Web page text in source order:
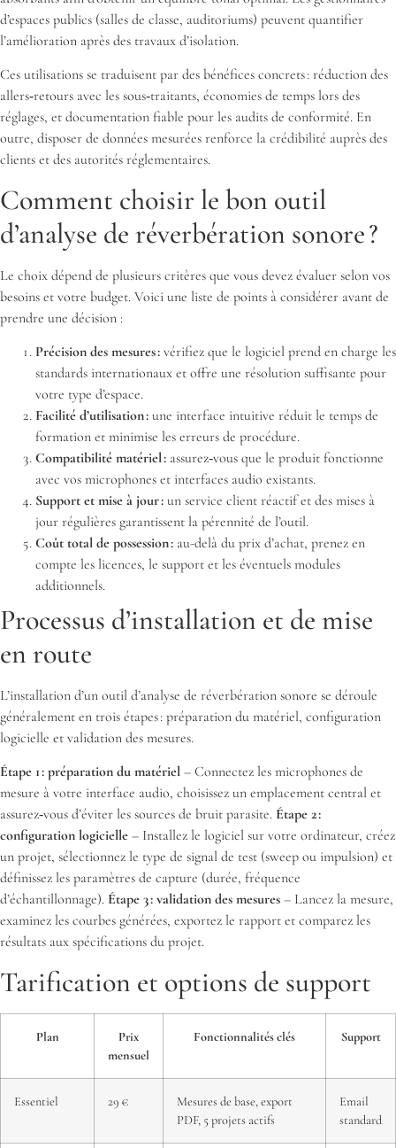
d’espaces publics (salles de classe, auditoriums) peuvent quantifier
l’amélioration après des travaux d’isolation.
Ces utilisations se traduisent par des bénéfices concrets : réduction des
allers‑retours avec les sous‑traitants, économies de temps lors des
réglages, et documentation fiable pour les audits de conformité. En
outre, disposer de données mesurées renforce la crédibilité auprès des
clients et des autorités réglementaires.
Comment choisir le bon outil
d’analyse de réverbération sonore ?
Le choix dépend de plusieurs critères que vous devez évaluer selon vos
besoins et votre budget. Voici une liste de points à considérer avant de
prendre une décision :
Précision des mesures : vérifiez que le logiciel prend en charge les
standards internationaux et offre une résolution suffisante pour
votre type d’espace.
Facilité d’utilisation : une interface intuitive réduit le temps de
formation et minimise les erreurs de procédure.
Compatibilité matériel : assurez‑vous que le produit fonctionne
avec vos microphones et interfaces audio existants.
Support et mise à jour : un service client réactif et des mises à
jour régulières garantissent la pérennité de l’outil.
Coût total de possession : au-delà du prix d’achat, prenez en
compte les licences, le support et les éventuels modules
additionnels.
Processus d’installation et de mise
en route
L’installation d’un outil d’analyse de réverbération sonore se déroule
généralement en trois étapes : préparation du matériel, configuration
logicielle et validation des mesures.
Étape 1 : préparation du matériel – Connectez les microphones de
mesure à votre interface audio, choisissez un emplacement central et
assurez‑vous d’éviter les sources de bruit parasite. Étape 2 :
configuration logicielle – Installez le logiciel sur votre ordinateur, créez
un projet, sélectionnez le type de signal de test (sweep ou impulsion) et
définissez les paramètres de capture (durée, fréquence
d’échantillonnage). Étape 3 : validation des mesures – Lancez la mesure,
examinez les courbes générées, exportez le rapport et comparez les
résultats aux spécifications du projet.
Tarification et options de support
Plan
Prix
mensuel
Fonctionnalités clés Support
Essentiel 29 €
Mesures de base, export
PDF, 5 projets actifs
Email
standard